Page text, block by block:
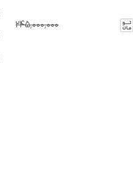
۲۴۵٬۰۰۰٬۰۰۰